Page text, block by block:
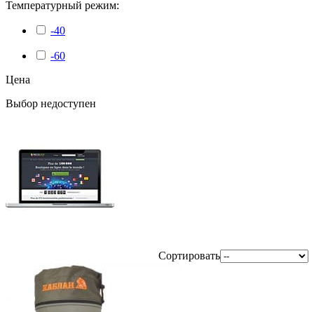
Температурный режим:
-40
-60
Цена
Выбор недоступен
Сортировать